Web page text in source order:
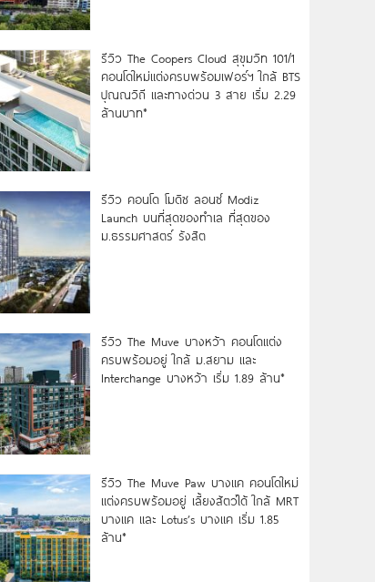
รีวิว The Coopers Cloud สุขุมวิท 101/1
คอนโดใหม่แต่งครบพร้อมเฟอร์ฯ ใกล้ BTS
ปุณณวิถี และทางด่วน 3 สาย เริ่ม 2.29
ล้านบาท*
รีวิว คอนโด โมดิซ ลอนซ์ Modiz
Launch บนที่สุดของทำเล ที่สุดของ
ม.ธรรมศาสตร์ รังสิต
รีวิว The Muve บางหว้า คอนโดแต่ง
ครบพร้อมอยู่ ใกล้ ม.สยาม และ
Interchange บางหว้า เริ่ม 1.89 ล้าน*
รีวิว The Muve Paw บางแค คอนโดใหม่
แต่งครบพร้อมอยู่ เลี้ยงสัตว์ได้ ใกล้ MRT
บางแค และ Lotus’s บางแค เริ่ม 1.85
ล้าน*